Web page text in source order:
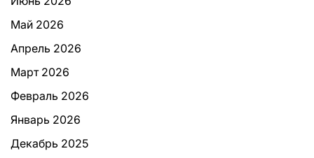
Май 2026
Апрель 2026
Март 2026
Февраль 2026
Январь 2026
Декабрь 2025